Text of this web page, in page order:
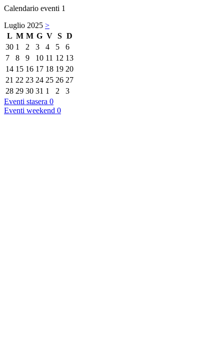
Calendario eventi 1
Luglio 2025 >
L M M G V S D
30 1 2 3 4 5
6
7
8 9 10 11 12 13
14 15 16 17 18 19 20
21 22 23 24 25 26 27
28 29 30 31 1 2
3
Eventi stasera 0
Eventi weekend 0